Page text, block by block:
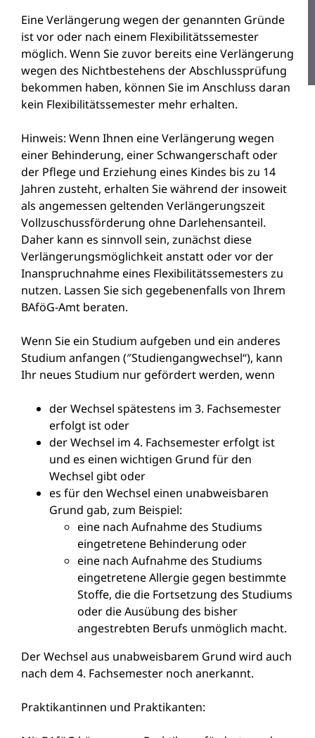
Eine Verlängerung wegen der genannten Gründe
ist vor oder nach einem Flexibilitätssemester
möglich. Wenn Sie zuvor bereits eine Verlängerung
wegen des Nichtbestehens der Abschlussprüfung
bekommen haben, können Sie im Anschluss daran
kein Flexibilitätssemester mehr erhalten.
Hinweis: Wenn Ihnen eine Verlängerung wegen
einer Behinderung, einer Schwangerschaft oder
der Pflege und Erziehung eines Kindes bis zu 14
Jahren zusteht, erhalten Sie während der insoweit
als angemessen geltenden Verlängerungszeit
Vollzuschussförderung ohne Darlehensanteil.
Daher kann es sinnvoll sein, zunächst diese
Verlängerungsmöglichkeit anstatt oder vor der
Inanspruchnahme eines Flexibilitätssemesters zu
nutzen. Lassen Sie sich gegebenenfalls von Ihrem
BAföG-Amt beraten.
Wenn Sie ein Studium aufgeben und ein anderes
Studium anfangen (″Studiengangwechsel“), kann
Ihr neues Studium nur gefördert werden, wenn
der Wechsel spätestens im 3. Fachsemester
erfolgt ist oder
der Wechsel im 4. Fachsemester erfolgt ist
und es einen wichtigen Grund für den
Wechsel gibt oder
es für den Wechsel einen unabweisbaren
Grund gab, zum Beispiel:
eine nach Aufnahme des Studiums
eingetretene Behinderung oder
eine nach Aufnahme des Studiums
eingetretene Allergie gegen bestimmte
Stoffe, die die Fortsetzung des Studiums
oder die Ausübung des bisher
angestrebten Berufs unmöglich macht.
Der Wechsel aus unabweisbarem Grund wird auch
nach dem 4. Fachsemester noch anerkannt.
Praktikantinnen und Praktikanten: